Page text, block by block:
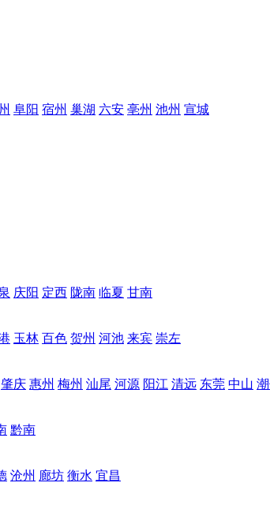
阜阳 宿州 巢湖 六安 亳州 池州 宣城
庆阳 定西 陇南 临夏 甘南
玉林 百色 贺州 河池 来宾 崇左
肇庆 惠州 梅州 汕尾 河源 阳江 清远 东莞 中山
黔南
沧州 廊坊 衡水 宜昌